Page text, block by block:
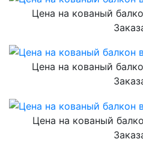
Цена на кованый
Цена на кованый
Цена на кованый